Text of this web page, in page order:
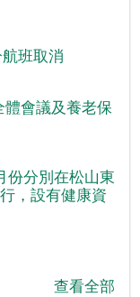
班取消
會議及養老保
份分別在松山東
，設有健康資
查看全部